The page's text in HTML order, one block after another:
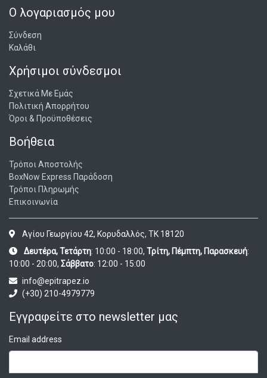
Ο λογαριασμός μου
Σύνδεση
Καλάθι
Χρήσιμοι σύνδεσμοι
Σχετικά Με Εμάς
Πολιτική Απορρήτου
Όροι & Προϋποθέσεις
Βοήθεια
Τρόποι Αποστολής
BoxNow Express Παράδοση
Τρόποι Πληρωμής
Επικοινωνία
Αγίου Γεωργίου 42, Κορυδαλλός, ΤΚ 18120
Δευτέρα, Τετάρτη: 10:00 - 18:00, Τρίτη, Πέμπτη, Παρασκευή:
10:00 - 20:00, Σάββατο: 12:00 - 15:00
info@epitrapez.io
(+30) 210-4979779
Εγγραφείτε στο newsletter μας
Email address